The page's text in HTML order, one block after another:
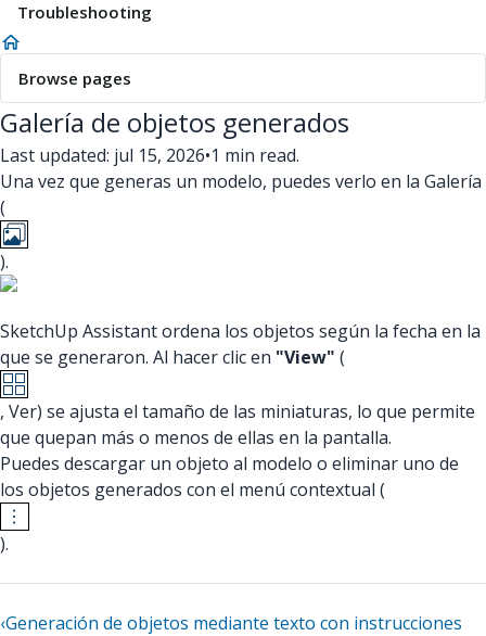
Troubleshooting
Browse pages
Galería de objetos generados
Last updated: jul 15, 2026•1 min read.
Una vez que generas un modelo, puedes verlo en la Galería
(
).
SketchUp Assistant ordena los objetos según la fecha en la
que se generaron. Al hacer clic en "View" (
, Ver) se ajusta el tamaño de las miniaturas, lo que permite
que quepan más o menos de ellas en la pantalla.
Puedes descargar un objeto al modelo o eliminar uno de
los objetos generados con el menú contextual (
).
‹Generación de objetos mediante texto con instrucciones